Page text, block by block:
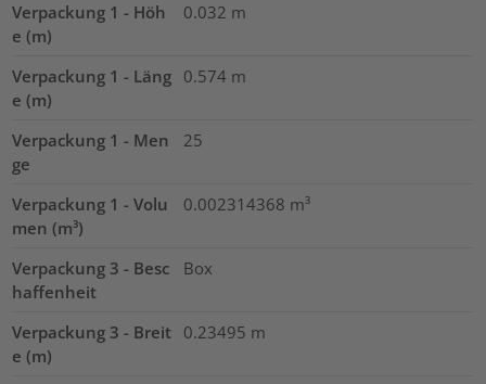
Verpackung 1 - Höh
e (m)
0.032 m
Verpackung 1 - Läng
e (m)
0.574 m
Verpackung 1 - Men
ge
25
Verpackung 1 - Volu
men (m³)
0.002314368 m³
Verpackung 3 - Besc
haffenheit
Box
Verpackung 3 - Breit
e (m)
0.23495 m